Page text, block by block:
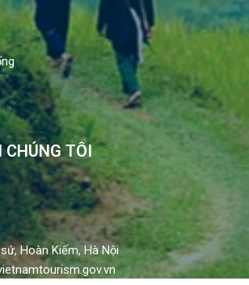
CHÚNG TÔI
Hoàn Kiếm, Hà Nội